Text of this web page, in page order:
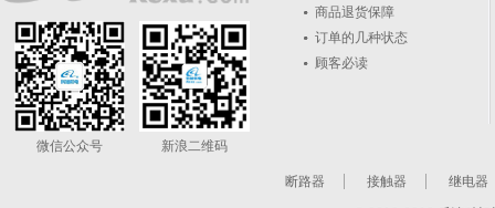
微信公众号 新浪二维码
商品退货保障
订单的几种状态
顾客必读
断路器 接触器 继电器